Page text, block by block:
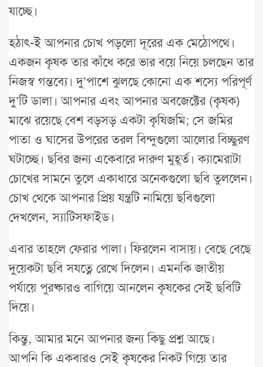
যাচ্ছে।
হঠাৎ-ই আপনার চোখ পড়লো দূরের এক মেঠোপথে।
একজন কৃষক তার কাঁধে করে ভার বয়ে নিয়ে চলছেন তার
নিজস্ব গন্তব্যে। দু’পাশে ঝুলছে কোনো এক শস্যে পরিপূর্ণ
দু’টি ডালা। আপনার এবং আপনার অবজেক্টের (কৃষক)
মাঝে রয়েছে বেশ বড়সড় একটা কৃষিজমি; সে জমির
পাতা ও ঘাসের উপরের তরল বিন্দুগুলো আলোর বিচ্ছুরণ
ঘটাচ্ছে। ছবির জন্য একেবারে দারুণ মুহূর্ত। ক্যামেরাটা
চোখের সামনে তুলে একাধারে অনেকগুলো ছবি তুললেন।
চোখ থেকে আপনার প্রিয় যন্ত্রটি নামিয়ে ছবিগুলো
দেখলেন, স্যাটিসফাইড।
এবার তাহলে ফেরার পালা। ফিরলেন বাসায়। বেছে বেছে
দুয়েকটা ছবি সযত্নে রেখে দিলেন। এমনকি জাতীয়
পর্যায়ে পুরষ্কারও বাগিয়ে আনলেন কৃষকের সেই ছবিটি
দিয়ে।
কিন্তু, আমার মনে আপনার জন্য কিছু প্রশ্ন আছে।
আপনি কি একবারও সেই কৃষকের নিকট গিয়ে তার